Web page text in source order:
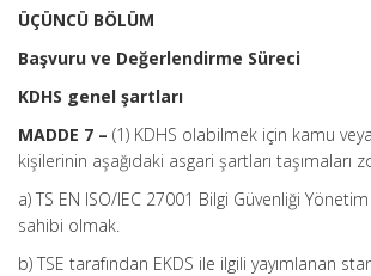
ÜÇÜNCÜ BÖLÜM
Başvuru ve Değerlendirme Süreci
KDHS genel şartları
MADDE 7 – (1) KDHS olabilmek için kamu
kişilerinin aşağıdaki asgari şartları taşımaları
a) TS EN ISO/IEC 27001 Bilgi Güvenliği
sahibi olmak.
b) TSE tarafından EKDS ile ilgili yayımlanan